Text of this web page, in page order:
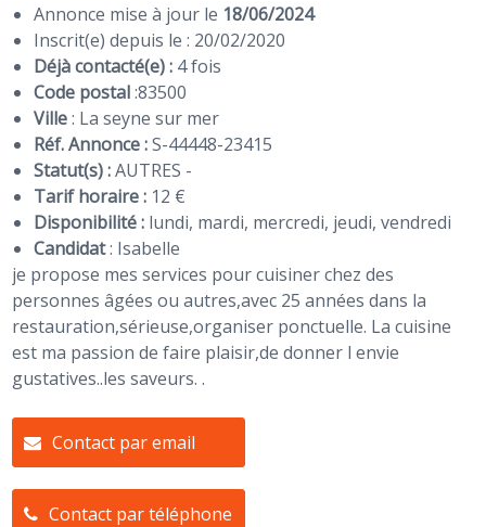
Annonce mise à jour le 18/06/2024
Inscrit(e) depuis le : 20/02/2020
Déjà contacté(e) : 4 fois
Code postal:83500
Ville: La seyne sur mer
Réf. Annonce :S-44448-23415
Statut(s) :AUTRES -
Tarif horaire : 12 €
Disponibilité : lundi, mardi, mercredi, jeudi, vendredi
Candidat: Isabelle
je propose mes services pour cuisiner chez des
personnes âgées ou autres,avec 25 années dans la
restauration,sérieuse,organiser ponctuelle. La cuisine
est ma passion de faire plaisir,de donner l envie
gustatives..les saveurs. .
Contact par email
Contact par téléphone